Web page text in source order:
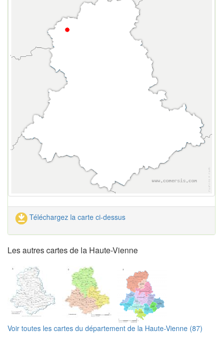
Téléchargez la carte ci-dessus
Les autres cartes de la Haute-Vienne
Voir toutes les cartes du département de la Haute-Vienne (87)